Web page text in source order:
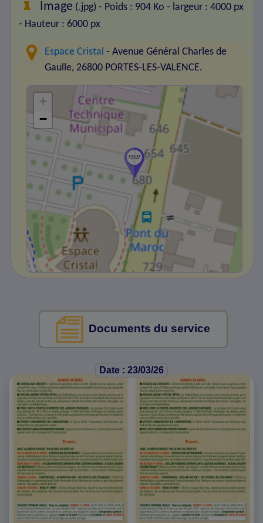
Image (.jpg) - Poids : 904 Ko - largeur : 4000 px
- Hauteur : 6000 px
Espace Cristal - Avenue Général Charles de
Gaulle, 26800 PORTES-LES-VALENCE.
+
−
Documents du service
Date : 23/03/26